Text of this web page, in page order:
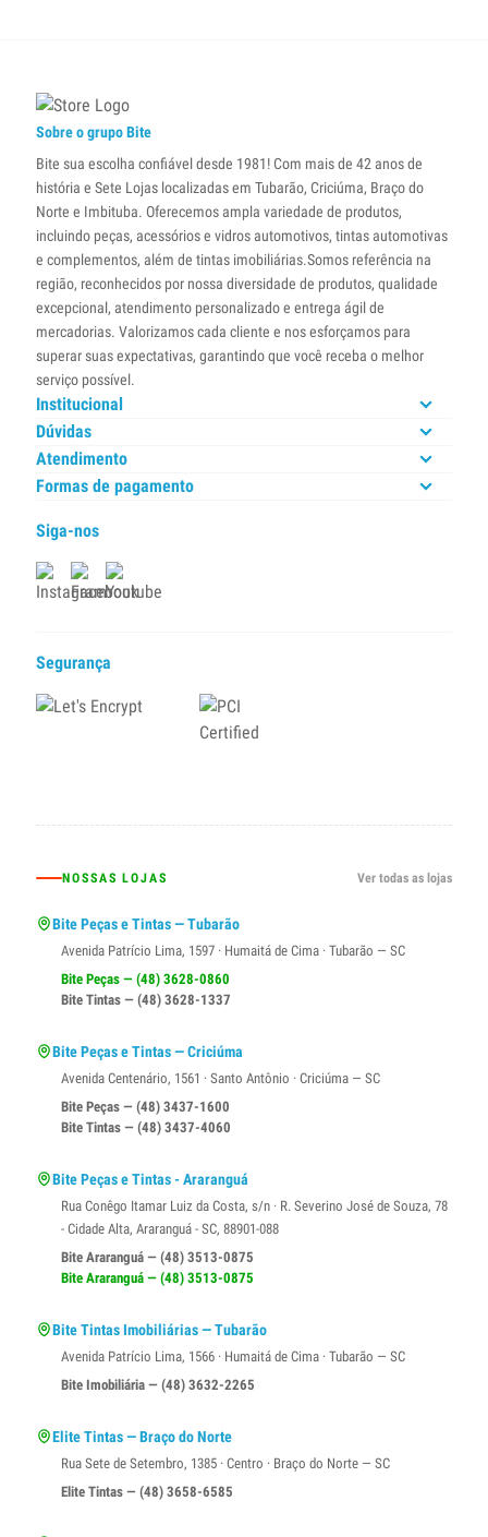
Sobre o grupo Bite
Bite sua escolha confiável desde 1981! Com mais de 42 anos de
história e Sete Lojas localizadas em Tubarão, Criciúma, Braço do
Norte e Imbituba. Oferecemos ampla variedade de produtos,
incluindo peças, acessórios e vidros automotivos, tintas automotivas
e complementos, além de tintas imobiliárias.Somos referência na
região, reconhecidos por nossa diversidade de produtos, qualidade
excepcional, atendimento personalizado e entrega ágil de
mercadorias. Valorizamos cada cliente e nos esforçamos para
superar suas expectativas, garantindo que você receba o melhor
serviço possível.
Institucional
Dúvidas
Atendimento
Formas de pagamento
Siga-nos
Segurança
NOSSAS LOJAS Ver todas as lojas
Bite Peças e Tintas — Tubarão
Avenida Patrício Lima, 1597 · Humaitá de Cima · Tubarão — SC
Bite Peças — (48) 3628-0860
Bite Tintas — (48) 3628-1337
Bite Peças e Tintas — Criciúma
Avenida Centenário, 1561 · Santo Antônio · Criciúma — SC
Bite Peças — (48) 3437-1600
Bite Tintas — (48) 3437-4060
Bite Peças e Tintas - Araranguá
Rua Conêgo Itamar Luiz da Costa, s/n · R. Severino José de Souza, 78
- Cidade Alta, Araranguá - SC, 88901-088
Bite Araranguá — (48) 3513-0875
Bite Araranguá — (48) 3513-0875
Bite Tintas Imobiliárias — Tubarão
Avenida Patrício Lima, 1566 · Humaitá de Cima · Tubarão — SC
Bite Imobiliária — (48) 3632-2265
Elite Tintas — Braço do Norte
Rua Sete de Setembro, 1385 · Centro · Braço do Norte — SC
Elite Tintas — (48) 3658-6585